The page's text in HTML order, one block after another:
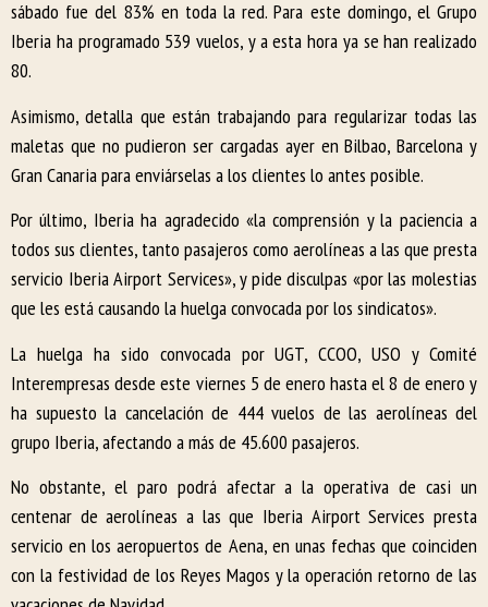
sábado fue del 83% en toda la red. Para este domingo, el Grupo
Iberia ha programado 539 vuelos, y a esta hora ya se han realizado
80.
Asimismo, detalla que están trabajando para regularizar todas las
maletas que no pudieron ser cargadas ayer en Bilbao, Barcelona y
Gran Canaria para enviárselas a los clientes lo antes posible.
Por último, Iberia ha agradecido «la comprensión y la paciencia a
todos sus clientes, tanto pasajeros como aerolíneas a las que presta
servicio Iberia Airport Services», y pide disculpas «por las molestias
que les está causando la huelga convocada por los sindicatos».
La huelga ha sido convocada por UGT, CCOO, USO y Comité
Interempresas desde este viernes 5 de enero hasta el 8 de enero y
ha supuesto la cancelación de 444 vuelos de las aerolíneas del
grupo Iberia, afectando a más de 45.600 pasajeros.
No obstante, el paro podrá afectar a la operativa de casi un
centenar de aerolíneas a las que Iberia Airport Services presta
servicio en los aeropuertos de Aena, en unas fechas que coinciden
con la festividad de los Reyes Magos y la operación retorno de las